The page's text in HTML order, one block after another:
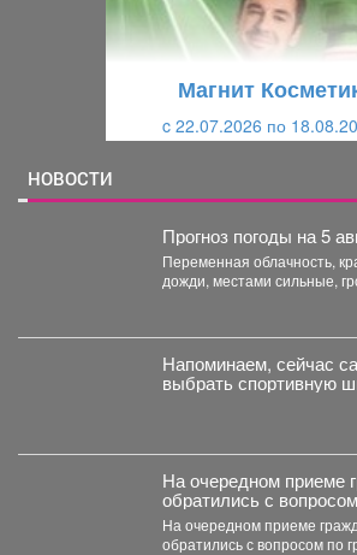
Магнит
c 22.07.2026 по
НОВОСТИ
Прогноз
Переменная облачность,
дожди, местами сильные,
Напоминаем, сейчас
выбрать спортивную
ребёнка.
На очередном приеме
обратились с
движения
На очередном приеме
обратились с вопросом по